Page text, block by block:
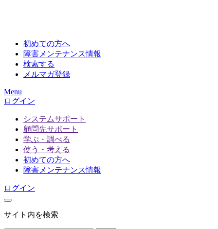
初めての方へ
障害メンテナンス情報
検索する
メルマガ登録
Menu
ログイン
システムサポート
顧問先サポート
学ぶ・調べる
使う・考える
初めての方へ
障害メンテナンス情報
ログイン
サイト内を検索